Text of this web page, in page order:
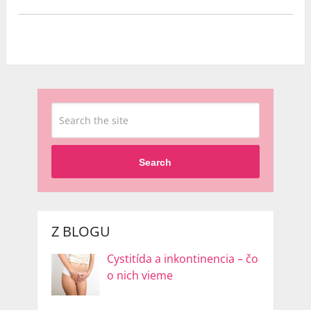
Search
Z BLOGU
Cystitída a inkontinencia – čo
o nich vieme